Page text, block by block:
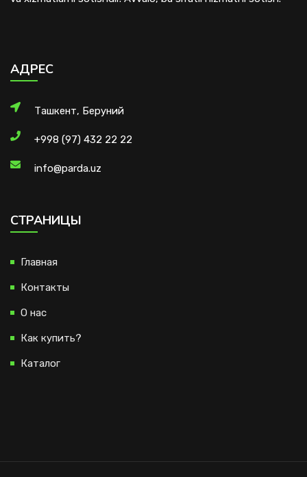
АДРЕС
Ташкент, Беруний
+998 (97) 432 22 22
info@parda.uz
CТРАНИЦЫ
Главная
Контакты
О нас
Как купить?
Каталог